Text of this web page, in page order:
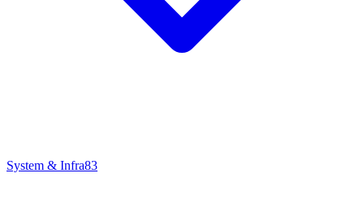
System & Infra83